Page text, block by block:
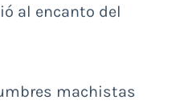
al encanto del
machistas